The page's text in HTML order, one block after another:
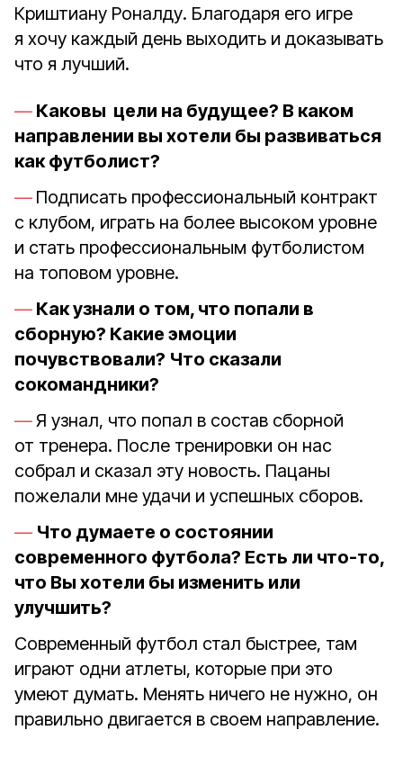
Криштиану Роналду. Благодаря его игре
я хочу каждый день выходить и доказывать
что я лучший.
Каковы цели на будущее? В каком
направлении вы хотели бы развиваться
как футболист?
Подписать профессиональный контракт
с клубом, играть на более высоком уровне
и стать профессиональным футболистом
на топовом уровне.
Как узнали о том, что попали в
сборную? Какие эмоции
почувствовали? Что сказали
сокомандники?
Я узнал, что попал в состав сборной
от тренера. После тренировки он нас
собрал и сказал эту новость. Пацаны
пожелали мне удачи и успешных сборов.
Что думаете о состоянии
современного футбола? Есть ли что-то,
что Вы хотели бы изменить или
улучшить?
Современный футбол стал быстрее, там
играют одни атлеты, которые при это
умеют думать. Менять ничего не нужно, он
правильно двигается в своем направление.